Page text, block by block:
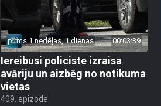
pirms 1 nedēļas, 1 dienas 00:03:39
Iereibusi policiste izraisa
avāriju un aizbēg no notikuma
vietas
409. epizode